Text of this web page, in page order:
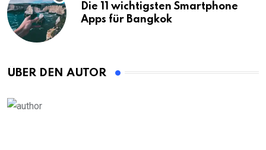
Die 11 wichtigsten Smartphone
Apps für Bangkok
ÜBER DEN AUTOR